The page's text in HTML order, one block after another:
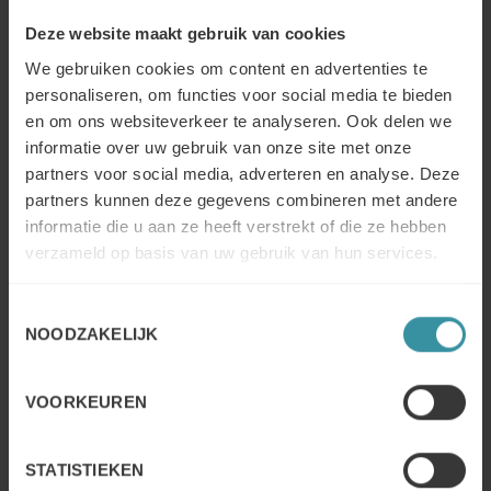
Deze website maakt gebruik van cookies
We gebruiken cookies om content en advertenties te
personaliseren, om functies voor social media te bieden
en om ons websiteverkeer te analyseren. Ook delen we
informatie over uw gebruik van onze site met onze
partners voor social media, adverteren en analyse. Deze
partners kunnen deze gegevens combineren met andere
informatie die u aan ze heeft verstrekt of die ze hebben
verzameld op basis van uw gebruik van hun services.
NOODZAKELIJK
VOORKEUREN
STATISTIEKEN
suggereert – “… de topverkoper besteden relatief meer
tijd aan andere leden van senior management”.
Versterk uw band met sales support maar meer is niet
altijd beter–Hoewel hartelijke relaties met sales
support goed zijn voor positieve verkoopresultaten,
zijn meer relaties of tijd niet noodzakelijk beter. In
feite, meer tijd doorbrengen met sales support zou
kunnen betekenen dat verkopers een breder
assortiment of complexere producten verkopen,
3. Vanzelfsprekend, maar werk harder aan de verkoop
Het is geen verrassing dat het onderzoek uitwijst dat
langer, met tot 40% meer tijd die buiten de normale